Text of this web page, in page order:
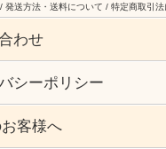
発送方法・送料について / 特定商取引
わせ
シーポリシー
客様へ